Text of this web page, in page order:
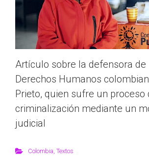
Artículo sobre la defensora de
Derechos Humanos
Prieto, quien sufre un proceso
criminalización mediante un
judicial
Colombia Textos